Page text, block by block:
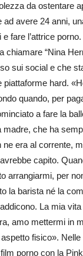
da ostentare
ad avere 24 anni,
fare l’attrice
chiamare “Nina
sui social e che
piattaforme hard.
quando, per
a fare la
che ha
ne era al corrente,
capito.
arrangiarmi, per
la barista né la
La mia
amo mettermi in
fisico».
porno con la